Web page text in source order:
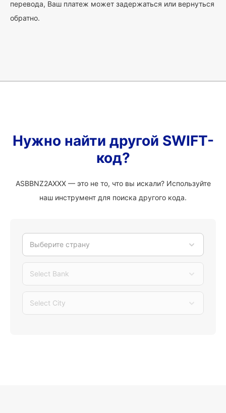
перевода, Ваш платеж может задержаться или вернуться
обратно.
Нужно найти другой SWIFT-
код?
ASBBNZ2AXXX — это не то, что вы искали? Используйте
наш инструмент для поиска другого кода.
Выберите страну
Select Bank
Select City